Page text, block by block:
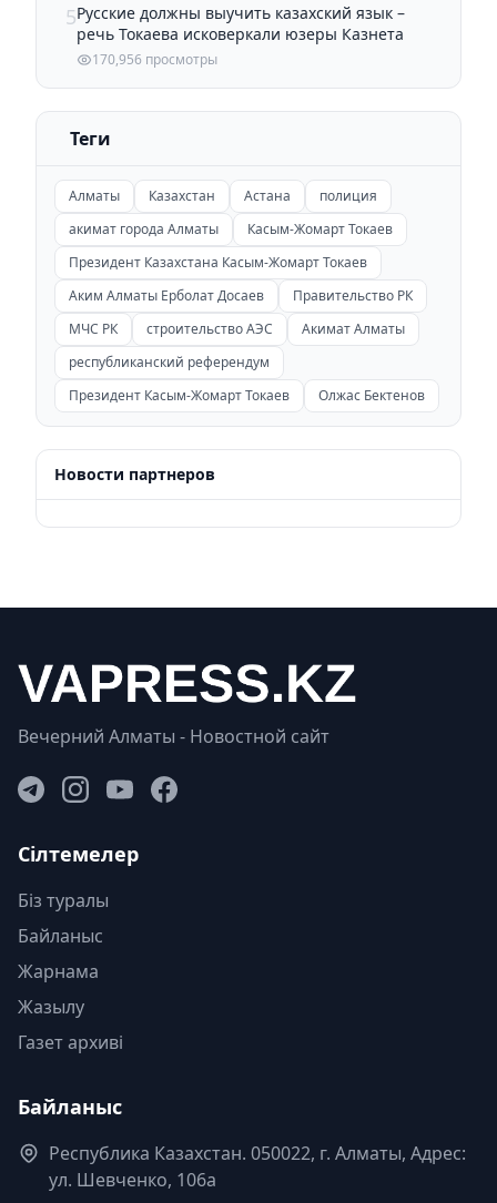
5Русские должны выучить казахский язык –
речь Токаева исковеркали юзеры Казнета
170,956 просмотры
Теги
Алматы Казахстан Астана
полиция
акимат города Алматы
Касым-Жомарт Токаев
Президент Казахстана Касым-Жомарт Токаев
Аким Алматы Ерболат Досаев
Правительство РК
МЧС РК
строительство АЭС
Акимат Алматы
республиканский референдум
Президент Касым-Жомарт Токаев
Олжас Бектенов
Новости партнеров
Вечерний Алматы - Новостной сайт
Сілтемелер
Біз туралы
Байланыс
Жарнама
Жазылу
Газет архиві
Байланыс
Республика Казахстан. 050022, г. Алматы, Адрес:
ул. Шевченко, 106а